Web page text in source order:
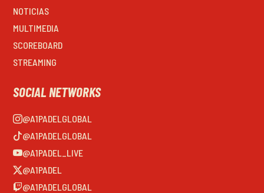
NOTICIAS
MULTIMEDIA
SCOREBOARD
STREAMING
SOCIAL NETWORKS
@A1PADELGLOBAL
@A1PADELGLOBAL
@A1PADEL_LIVE
@A1PADEL
@A1PADELGLOBAL